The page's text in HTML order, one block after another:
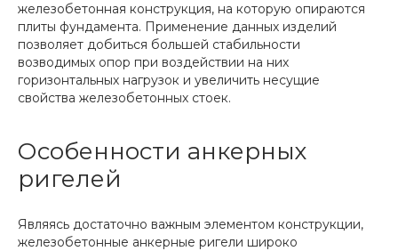
железобетонная конструкция, на которую опираются
плиты фундамента. Применение данных изделий
позволяет добиться большей стабильности
возводимых опор при воздействии на них
горизонтальных нагрузок и увеличить несущие
свойства железобетонных стоек.
Особенности анкерных
ригелей
Являясь достаточно важным элементом конструкции,
железобетонные анкерные ригели широко